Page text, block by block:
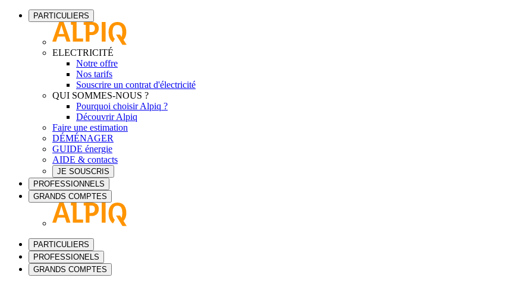
PARTICULIERS
ELECTRICITÉ
Notre offre
Nos tarifs
Souscrire un contrat d'électricité
QUI SOMMES-NOUS ?
Pourquoi choisir Alpiq ?
Découvrir Alpiq
Faire une estimation
DÉMÉNAGER
GUIDE énergie
AIDE & contacts
JE SOUSCRIS
PROFESSIONNELS
GRANDS COMPTES
PARTICULIERS
PROFESSIONELS
GRANDS COMPTES